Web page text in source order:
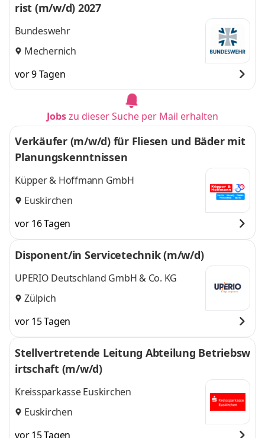
rist (m/w/d) 2027
Bundeswehr
Mechernich
vor 9 Tagen
Jobszu dieser Suche per Mail erhalten
Verkäufer (m/w/d) für Fliesen und Bäder mit
Planungskenntnissen
Küpper & Hoffmann GmbH
Euskirchen
vor 16 Tagen
Disponent/in Servicetechnik (m/w/d)
UPERIO Deutschland GmbH & Co. KG
Zülpich
vor 15 Tagen
Stellvertretende Leitung Abteilung Betriebsw
irtschaft (m/w/d)
Kreissparkasse Euskirchen
Euskirchen
vor 15 Tagen